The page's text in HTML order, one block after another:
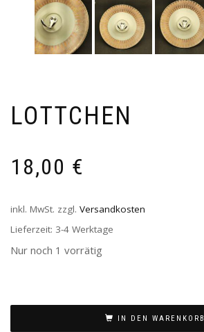
LOTTCHEN
18,00 €
inkl. MwSt. zzgl. Versandkosten
Lieferzeit: 3-4 Werktage
Nur noch 1 vorrätig
IN DEN WARENKORB